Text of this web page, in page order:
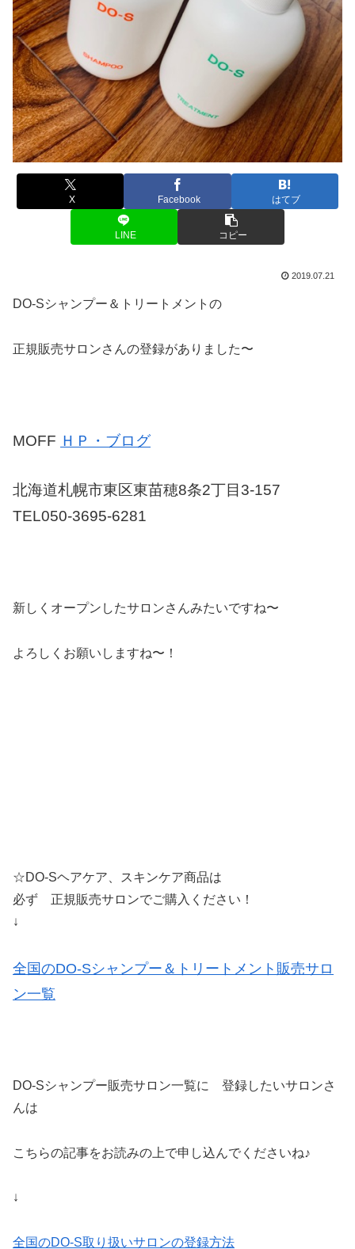
X Facebook はてブ
LINE コピー
2019.07.21
DO-Sシャンプー＆トリートメントの
正規販売サロンさんの登録がありました〜
MOFF ＨＰ・ブログ
北海道札幌市東区東苗穂8条2丁目3-157
TEL050-3695-6281
新しくオープンしたサロンさんみたいですね〜
よろしくお願いしますね〜！
☆DO-Sヘアケア、スキンケア商品は
必ず 正規販売サロンでご購入ください！
↓
全国のDO-Sシャンプー＆トリートメント販売サロ
ン一覧
DO-Sシャンプー販売サロン一覧に 登録したいサロンさ
んは
こちらの記事をお読みの上で申し込んでくださいね♪
↓
全国のDO-S取り扱いサロンの登録方法